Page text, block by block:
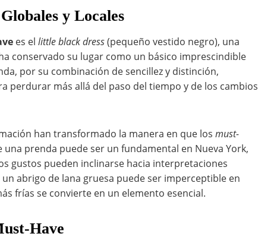
y Locales
es el little black dress(pequeño vestido negro), una
conservado su lugar como un básico imprescindible
por su combinación de sencillez y distinción,
perdurar más allá del paso del tiempo y de los cambios
han transformado la manera en que los must-
prenda puede ser un fundamental en Nueva York,
gustos pueden inclinarse hacia interpretaciones
abrigo de lana gruesa puede ser imperceptible en
frías se convierte en un elemento esencial.
Have